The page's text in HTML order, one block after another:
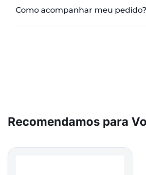
Como acompanhar meu pedido?
Recomendamos para